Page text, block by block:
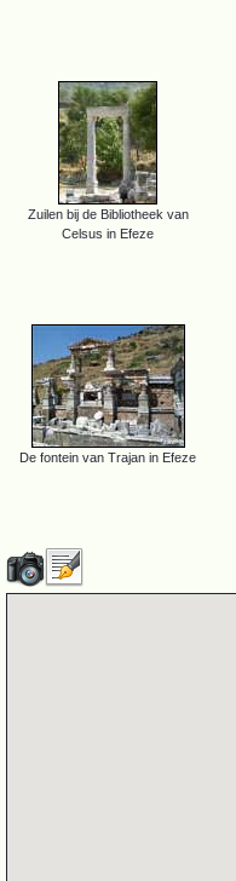
Zuilen bij de Bibliotheek van
Celsus in Efeze
De fontein van Trajan in Efeze